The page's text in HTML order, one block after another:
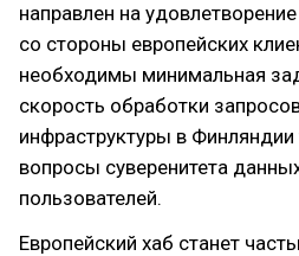
направлен на
со стороны европейских
необходимы минимальная
скорость обработки
инфраструктуры в
вопросы суверенитета
пользователей.
Европейский хаб станет